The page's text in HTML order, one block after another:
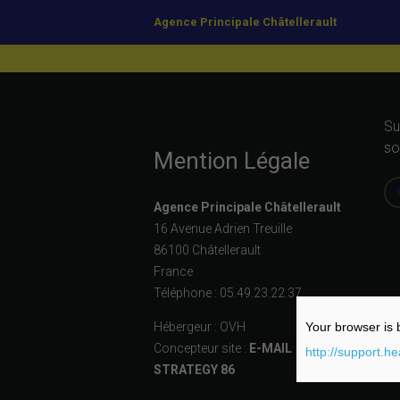
Agence Principale Châtellerault
ACCUEIL ACHETER LOUER
Mention Légale
Agence Principale Châtellerault
16 Avenue Adrien Treuille
86100 Châtellerault
France
Téléphone : 05.49.23.22.37
Hébergeur : OVH
Concepteur site : E-MAIL
STRATEGY 86
Your browser is
http://